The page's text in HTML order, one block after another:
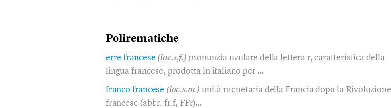
Polirematiche
erre francese (loc.s.f.) pronunzia uvulare della lettera r, caratteristica della
lingua francese, prodotta in italiano per …
franco francese (loc.s.m.) unità monetaria della Francia dopo la Rivoluzione
francese (abbr. fr.f, FFr)…